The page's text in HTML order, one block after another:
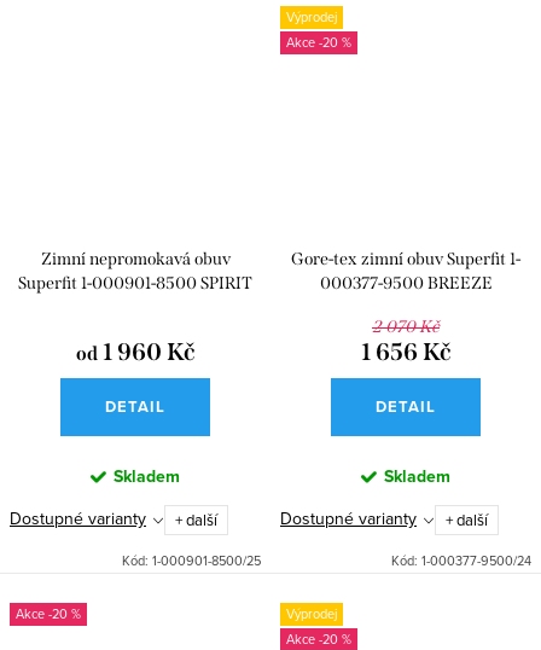
Zimní nepromokavá obuv
Superfit 1-000901-8500 SPIRIT
od1 960 Kč
DETAIL
Skladem
Dostupné varianty + další
Kód: 1-000901-8500/25
Výprodej
-20 %
Gore-tex zimní obuv Superfit 1-
000377-9500 BREEZE
2 070 Kč
1 656 Kč
DETAIL
Skladem
Dostupné varianty + další
Kód: 1-000377-9500/24
-20 %
Výprodej
-20 %